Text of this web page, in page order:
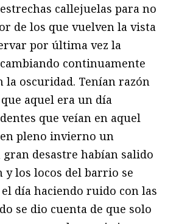
callejuelas para no
de los que vuelven la vista
por última vez la
continuamente
la oscuridad. Tenían razón
aquel era un día
que veían en aquel
pleno invierno un
desastre habían salido
y los locos del barrio se
día haciendo ruido con las
se dio cuenta de que solo